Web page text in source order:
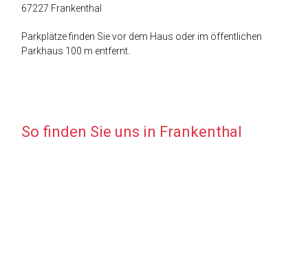
67227 Frankenthal
Parkplätze finden Sie vor dem Haus oder im öffentlichen
Parkhaus 100 m entfernt.
So finden Sie uns in Frankenthal